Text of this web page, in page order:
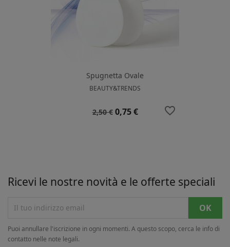
Spugnetta Ovale
BEAUTY&TRENDS
Prezzo
2,50 € Prezzo
0,75 € favorite_border
Ricevi le nostre novità e le offerte speciali
Puoi annullare l'iscrizione in ogni momenti. A questo scopo, cerca le info di
contatto nelle note legali.